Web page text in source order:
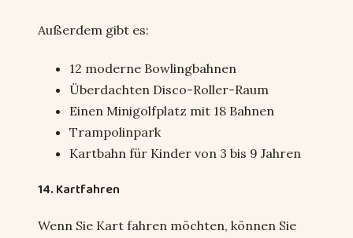
Außerdem gibt es:
12 moderne Bowlingbahnen
Überdachten Disco-Roller-Raum
Einen Minigolfplatz mit 18 Bahnen
Trampolinpark
Kartbahn für Kinder von 3 bis 9 Jahren
14. Kartfahren
Wenn Sie Kart fahren möchten, können Sie